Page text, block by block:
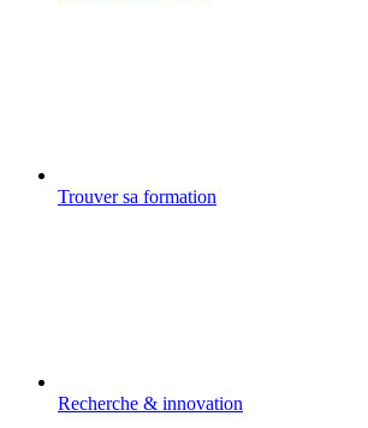
Trouver sa formation
Recherche & innovation